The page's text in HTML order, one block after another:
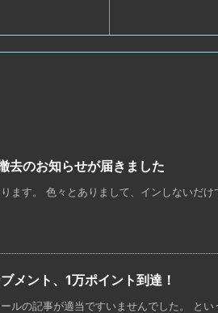
去のお知らせが届きました
ます。 色々とありまして、インしないだ
メント、1万ポイント到達！
ルの記事が適当ですいませんでした。 と